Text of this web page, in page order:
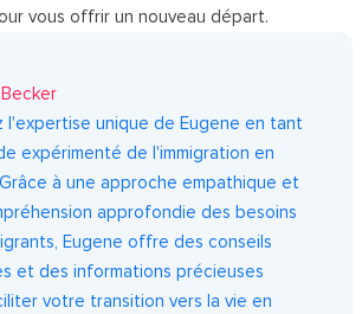
vous offrir un nouveau départ.
l'expertise unique de Eugene en tant
expérimenté de l'immigration en
à une approche empathique et
approfondie des besoins
Eugene offre des conseils
et des informations précieuses
votre transition vers la vie en